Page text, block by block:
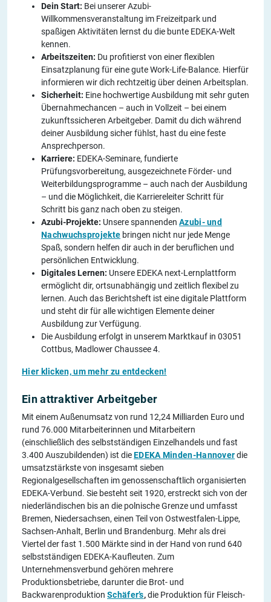
Dein Start: Bei unserer Azubi-
Willkommensveranstaltung im Freizeitpark und
spaßigen Aktivitäten lernst du die bunte EDEKA-Welt
kennen.
Arbeitszeiten: Du profitierst von einer flexiblen
Einsatzplanung für eine gute Work-Life-Balance. Hierfür
informieren wir dich rechtzeitig über deinen Arbeitsplan.
Sicherheit: Eine hochwertige Ausbildung mit sehr guten
Übernahmechancen – auch in Vollzeit – bei einem
zukunftssicheren Arbeitgeber. Damit du dich während
deiner Ausbildung sicher fühlst, hast du eine feste
Ansprechperson.
Karriere: EDEKA-Seminare, fundierte
Prüfungsvorbereitung, ausgezeichnete Förder- und
Weiterbildungsprogramme – auch nach der Ausbildung
– und die Möglichkeit, die Karriereleiter Schritt für
Schritt bis ganz nach oben zu steigen.
Azubi-Projekte: Unsere spannenden Azubi- und
Nachwuchsprojekte bringen nicht nur jede Menge
Spaß, sondern helfen dir auch in der beruflichen und
persönlichen Entwicklung.
Digitales Lernen: Unsere EDEKA next-Lernplattform
ermöglicht dir, ortsunabhängig und zeitlich flexibel zu
lernen. Auch das Berichtsheft ist eine digitale Plattform
und steht dir für alle wichtigen Elemente deiner
Ausbildung zur Verfügung.
Die Ausbildung erfolgt in unserem Marktkauf in 03051
Cottbus, Madlower Chaussee 4.
Hier klicken, um mehr zu entdecken!
Ein attraktiver Arbeitgeber
Mit einem Außenumsatz von rund 12,24 Milliarden Euro und
rund 76.000 Mitarbeiterinnen und Mitarbeitern
(einschließlich des selbstständigen Einzelhandels und fast
3.400 Auszubildenden) ist dieEDEKA Minden-Hannoverdie
umsatzstärkste von insgesamt sieben
Regionalgesellschaften im genossenschaftlich organisierten
EDEKA-Verbund. Sie besteht seit 1920, erstreckt sich von der
niederländischen bis an die polnische Grenze und umfasst
Bremen, Niedersachsen, einen Teil von Ostwestfalen-Lippe,
Sachsen-Anhalt, Berlin und Brandenburg. Mehr als drei
Viertel der fast 1.500 Märkte sind in der Hand von rund 640
selbstständigen EDEKA-Kaufleuten. Zum
Unternehmensverbund gehören mehrere
Produktionsbetriebe, darunter die Brot- und
Backwarenproduktion Schäfer’s,die Produktion für Fleisch-